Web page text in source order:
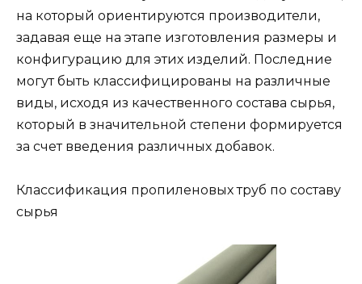
на который ориентируются производители,
задавая еще на этапе изготовления размеры и
конфигурацию для этих изделий. Последние
могут быть классифицированы на различные
виды, исходя из качественного состава сырья,
который в значительной степени формируется
за счет введения различных добавок.
Классификация пропиленовых труб по составу
сырья